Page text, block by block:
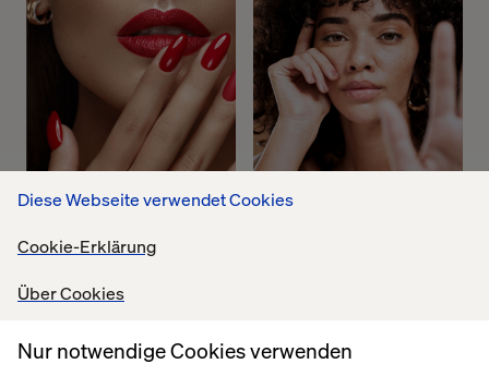
Diese Webseite verwendet Cookies
Cookie-Erklärung
Über Cookies
Nur notwendige Cookies verwenden